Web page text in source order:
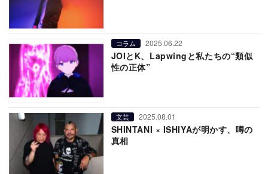
コラム 2025.06.22
JOIとK、Lapwingと私たちの“類似
性の正体”
文芸 2025.08.01
SHINTANI × ISHIYAが明かす、噂の
真相